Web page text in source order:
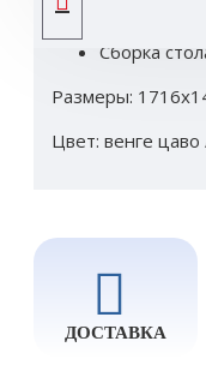
Сборка
Размеры:
Цвет: венге
ДОСТАВКА